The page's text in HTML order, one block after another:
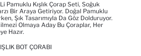
Pamuklu Kışlık Çorap Seti, Soğuk
Bir Araya Getiriyor. Doğal Pamuklu
Şık Tasarımıyla Da Göz Dolduruyor.
Olmaya Aday Bu Çoraplar, Her
Hazır.
BOT ÇORABI